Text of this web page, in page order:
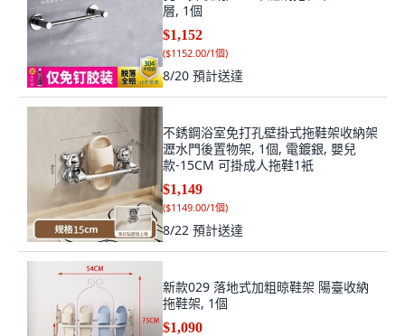
層, 1個
$1,152
($1152.00/1個)
8/20 預計送達
不銹鋼浴室免打孔壁掛式拖鞋架收納架
瀝水門後置物架, 1個, 電鍍銀, 嬰兒
款-15CM 可掛成人拖鞋1衹
$1,149
($1149.00/1個)
8/22 預計送達
新款029 落地式加粗晾鞋架 陽臺收納
拖鞋架, 1個
$1,090